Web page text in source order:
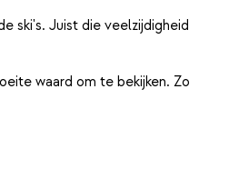
ski's. Juist die veelzijdigheid
waard om te bekijken. Zo